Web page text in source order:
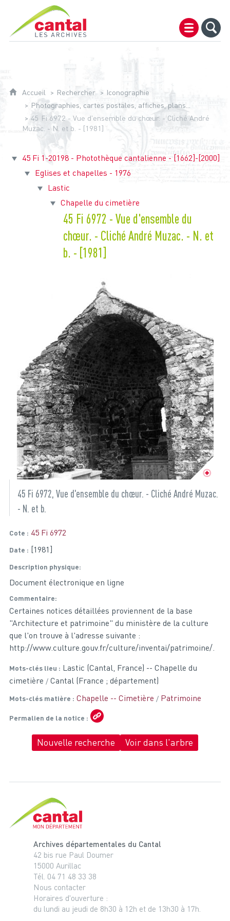
Archives du Cantal
Accueil Rechercher
Iconographie
Photographies, cartes postales, affiches, plans...
45 Fi 6972 - Vue d'ensemble du chœur. - Cliché André
Muzac. - N. et b. - [1981]
45 Fi 1-20198 - Photothèque cantalienne - [1662]-[2000]
Eglises et chapelles - 1976
Lastic
Chapelle du cimetière
45 Fi 6972 - Vue d'ensemble du
chœur. - Cliché André Muzac. - N. et
b. - [1981]
45 Fi 6972, Vue d'ensemble du chœur. - Cliché André Muzac.
- N. et b.
Cote 45 Fi 6972
Date [1981]
Description physique
Document électronique en ligne
Commentaire
Certaines notices détaillées proviennent de la base
"Architecture et patrimoine" du ministère de la culture
que l'on trouve à l'adresse suivante :
http://www.culture.gouv.fr/culture/inventai/patrimoine/.
Mots-clés lieu
Lastic (Cantal, France) -- Chapelle du
cimetière
Cantal (France ; département)
Mots-clés matière Chapelle -- Cimetière Patrimoine
Permalien de la notice
Nouvelle recherche Voir dans l'arbre
Archives départementales du Cantal
42 bis rue Paul Doumer
15000 Aurillac
Tél. 04 71 48 33 38
Nous contacter
Horaires d'ouverture :
du lundi au jeudi de 8h30 à 12h et de 13h30 à 17h.